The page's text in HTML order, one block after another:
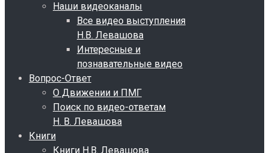
Наши видеоканалы
Все видео выступления
Н.В. Левашова
Интересные и
познавательные видео
Вопрос-Ответ
О Движении и ПМГ
Поиск по видео-ответам
Н. В. Левашова
Книги
Книги Н.В. Левашова